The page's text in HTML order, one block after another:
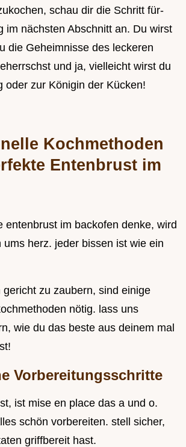
schau dir die Schritt für-
im nächsten Abschnitt an. Du wirst
die Geheimnisse des leckeren
und ja, vielleicht wirst du
oder zur Königin der Kücken!
Kochmethoden
Entenbrust im
entenbrust im backofen denke, wird
ums herz. jeder bissen ist wie ein
gericht zu zaubern, sind einige
nötig. lass uns
wie du das beste aus deinem mal
Vorbereitungsschritte
ist mise en place das a und o.
schön vorbereiten. stell sicher,
griffbereit hast.